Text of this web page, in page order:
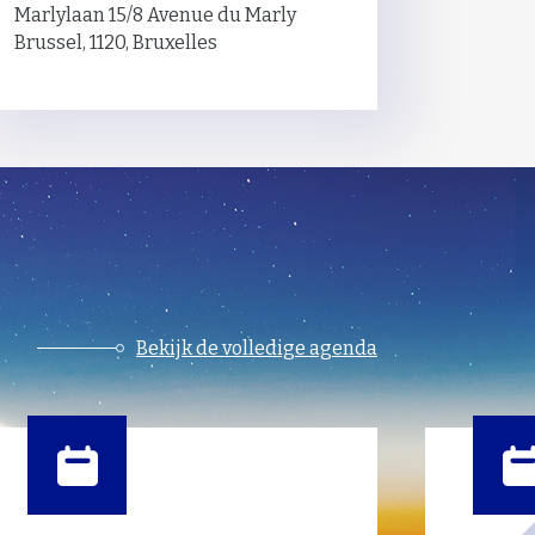
Marlylaan 15/8 Avenue du Marly
Brussel, 1120, Bruxelles
Bekijk de volledige agenda